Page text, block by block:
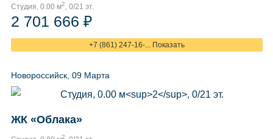
Студия, 0.00 м2, 0/21 эт.
2 701 666 ₽
+7 (861) 247-16-... Показать
Новороссийск, 09 Марта
ЖК «Облака»
2